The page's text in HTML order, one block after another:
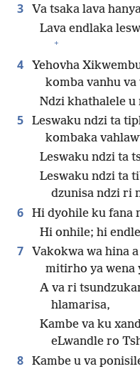
3
Va tsaka lava
Lava endlaka
+
4
Yehovha
komba vanhu va
Ndzi khathalele u
5
Leswaku ndzi ta
kombaka
Leswaku ndzi ta
Leswaku ndzi ta
dzunisa ndzi ri
6 Hi dyohile ku fana
Hi onhile; hi
7 Vakokwa wa hina
mitirho ya wena
A va ri
hlamarisa,
Kambe va ku
eLwandle ro
8 Kambe u va